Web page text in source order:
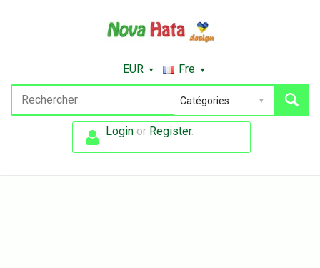
EUR Fre
Login or Register.